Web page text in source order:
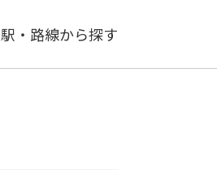
駅・路線から探す